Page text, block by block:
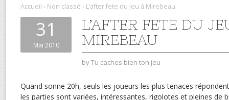
Accueil › Non classé › L’after fete du jeu à Mirebeau
31
Mai 2010
L’AFTER FETE DU
MIREBEAU
byTu caches bien ton jeu
Quand sonne 20h, seuls les joueurs les plus tenaces
les parties sont variées, intéressantes, rigolotes et pleines de